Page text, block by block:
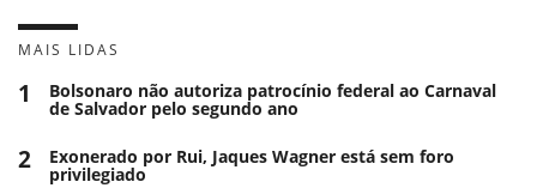
MAIS LIDAS
1 Bolsonaro não autoriza patrocínio federal ao Carnaval
de Salvador pelo segundo ano
2 Exonerado por Rui, Jaques Wagner está sem foro
privilegiado